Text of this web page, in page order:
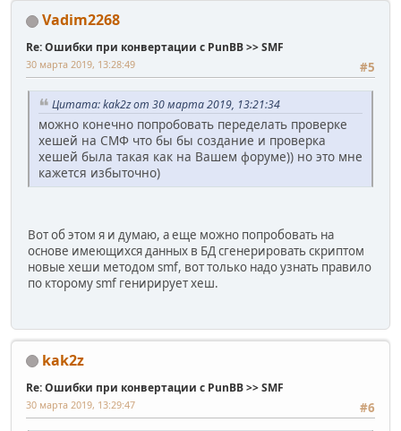
Vadim2268
Re: Ошибки при конвертации с PunBB >> SMF
#5
30 марта 2019, 13:28:49
Цитата: kak2z от 30 марта 2019, 13:21:34
можно конечно попробовать переделать проверке
хешей на СМФ что бы бы создание и проверка
хешей была такая как на Вашем форуме)) но это мне
кажется избыточно)
Вот об этом я и думаю, а еще можно попробовать на
основе имеющихся данных в БД сгенерировать скриптом
новые хеши методом smf, вот только надо узнать правило
по кторому smf генирирует хеш.
kak2z
Re: Ошибки при конвертации с PunBB >> SMF
#6
30 марта 2019, 13:29:47